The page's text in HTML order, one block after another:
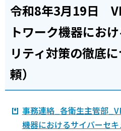
令和8年3月19日
トワーク機器にお
リティ対策の徹底
頼）
事務連絡_各衛生主管部
機器におけるサイバーセ